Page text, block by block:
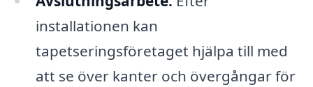
installationen kan
tapetseringsföretaget hjälpa till med
att se över kanter och övergångar för